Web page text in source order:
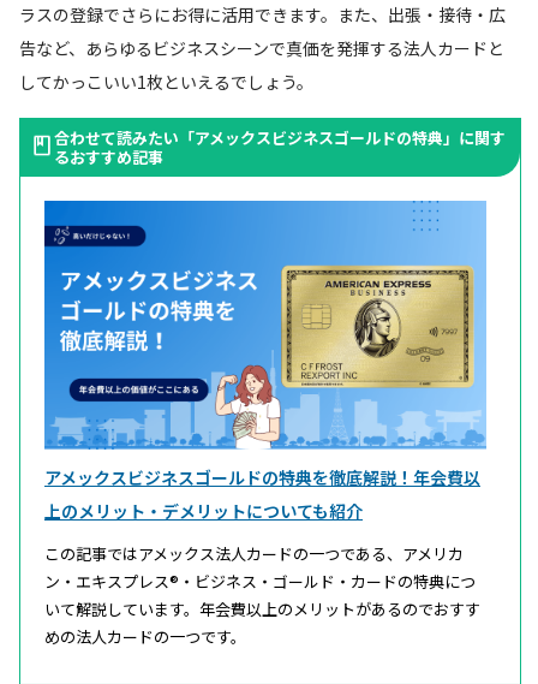
ラスの登録でさらにお得に活用できます。また、出張・接待・広
告など、あらゆるビジネスシーンで真価を発揮する法人カードと
してかっこいい1枚といえるでしょう。
合わせて読みたい「アメックスビジネスゴールドの特典」に関す
るおすすめ記事
アメックスビジネスゴールドの特典を徹底解説！年会費以
上のメリット・デメリットについても紹介
この記事ではアメックス法人カードの一つである、アメリカ
ン・エキスプレス®・ビジネス・ゴールド・カードの特典につ
いて解説しています。年会費以上のメリットがあるのでおすす
めの法人カードの一つです。